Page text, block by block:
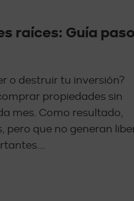
raíces: Guía
o destruir tu inversión?
propiedades sin
mes. Como resultado,
pero que no generan